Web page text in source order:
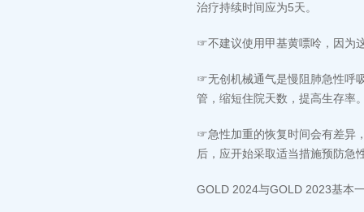
治疗持续时间应为5天。
☞不建议使用甲基黄嘌呤，因为
☞无创机械通气是慢阻肺急性呼
管，缩短住院天数，提高生存率
☞急性加重的恢复时间会有差异
后，应开始采取适当措施预防急
GOLD 2024与GOLD 2023基本